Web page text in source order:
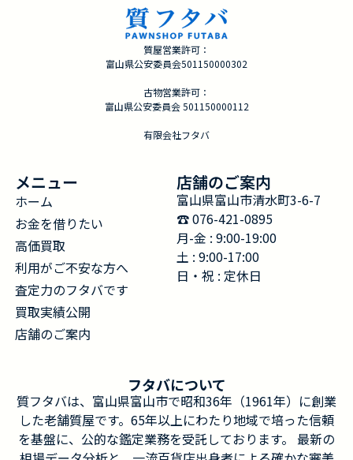
質屋営業許可：
富山県公安委員会501150000302
古物営業許可：
富山県公安委員会 501150000112
有限会社フタバ
メニュー
ホーム
お金を借りたい
高価買取
利用がご不安な方へ
査定力のフタバです
買取実績公開
店舗のご案内
店舗のご案内
富山県富山市清水町3-6-7
☎︎ 076-421-0895
月-金 : 9:00-19:00
土 : 9:00-17:00
日・祝 : 定休日
フタバについて
質フタバは、富山県富山市で昭和36年（1961年）に創業
した老舗質屋です。65年以上にわたり地域で培った信頼
を基盤に、公的な鑑定業務を受託しております。 最新の